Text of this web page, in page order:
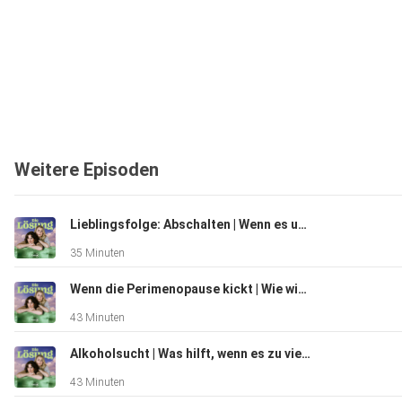
Weitere Episoden
Lieblingsfolge: Abschalten | Wenn es uns schwerfällt, zu entspannen
35 Minuten
Wenn die Perimenopause kickt | Wie wir psychisch stabil durch den Wechsel komme
43 Minuten
Alkoholsucht | Was hilft, wenn es zu viel wird
43 Minuten